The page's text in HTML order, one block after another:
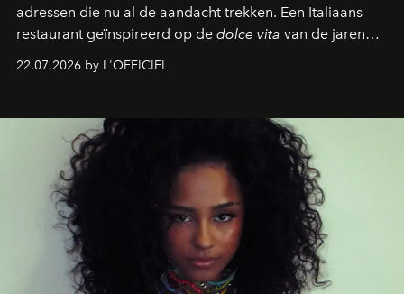
adressen die nu al de aandacht trekken. Een Italiaans
restaurant geïnspireerd op de dolce vita van de jaren
verandert in een bruisende ontmoetingsplek en de
neerstrijkt in Saint-Tropez. Dit zijn de nieuwe adressen
die deze zomer de toon zetten, van lange lunches tot
zwoele nachten.
22.07.2026 by L'OFFICIEL